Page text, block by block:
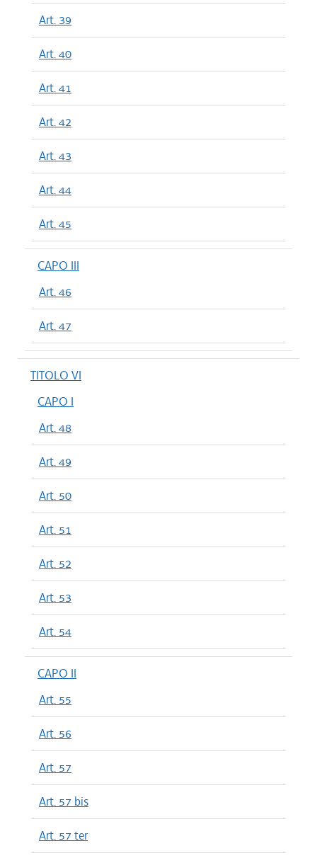
Art. 39
Art. 40
Art. 41
Art. 42
Art. 43
Art. 44
Art. 45
CAPO III
Art. 46
Art. 47
TITOLO VI
CAPO I
Art. 48
Art. 49
Art. 50
Art. 51
Art. 52
Art. 53
Art. 54
CAPO II
Art. 55
Art. 56
Art. 57
Art. 57 bis
Art. 57 ter